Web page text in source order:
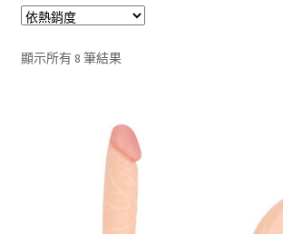
顯示所有 8 筆結果依
排
序